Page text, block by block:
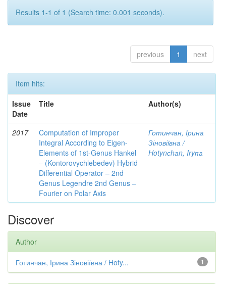
Results 1-1 of 1 (Search time: 0.001 seconds).
previous 1 next
Item hits:
Issue
Date
Title Author(s)
2017
Computation of Improper
Integral According to Eigen-
Elements of 1st-Genus Hankel
– (Kontorovychlebedev) Hybrid
Differential Operator – 2nd
Genus Legendre 2nd Genus –
Fourier on Polar Axis
Готинчан, Ірина
Зіновіївна /
Hotynсhаn, Iryпа
Discover
Author
1
Готинчан, Ірина Зіновіївна / Hoty...